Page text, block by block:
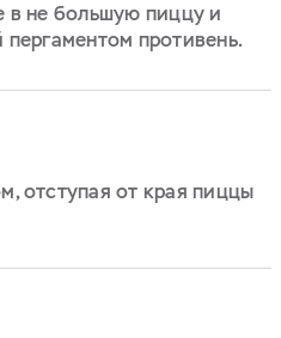
в не большую пиццу и
противень.
отступая от края пиццы